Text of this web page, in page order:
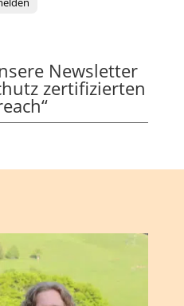
Newsletter
zertifizierten